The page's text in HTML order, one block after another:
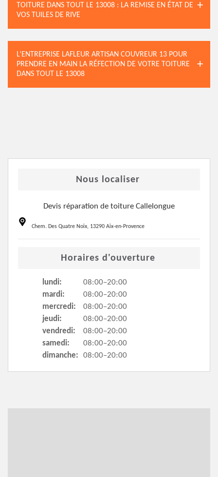
TOITURE DANS TOUT LE 13008 : LA REMISE EN ÉTAT DE
VOS TUILES DE RIVE
L’ENTREPRISE LAFLEUR ARTISAN COUVREUR 13 POUR
PRENDRE EN MAIN LA RÉFECTION DE VOTRE TOITURE
DANS TOUT LE 13008
Nous localiser
Devis réparation de toiture Callelongue
Chem. Des Quatre Noix, 13290 Aix-en-Provence
Horaires d'ouverture
lundi:
08:00–20:00
mardi:
08:00–20:00
mercredi:
08:00–20:00
jeudi:
08:00–20:00
vendredi:
08:00–20:00
samedi:
08:00–20:00
dimanche:
08:00–20:00